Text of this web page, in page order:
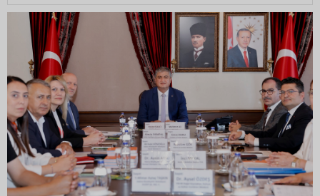
istedi
Adana’ya acı haber: Adanalı polis memuru
İstanbul’daki kazada hayatını kaybetti
Feke Belediyesi’nden Çondu Mahallesi’nde yol
çalışması